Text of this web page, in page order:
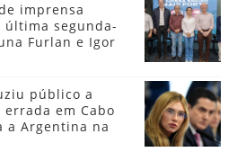
imprensa
última segunda-
Furlan e Igor
público a
em Cabo
a Argentina na